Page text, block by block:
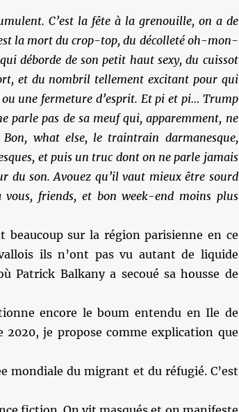
C’est la fête à la grenouille, on a de
la mort du crop-top, du décolleté oh-mon-
déborde de son petit haut sexy, du cuissot
et du nombril tellement excitant pour qui
une fermeture d’esprit. Et pi et pi… Trump
parle pas de sa meuf qui, apparemment, ne
what else, le traintrain darmanesque,
et puis un truc dont on ne parle jamais
du son. Avouez qu’il vaut mieux être sourd
vous, friends, et bon week-end moins plus
beaucoup sur la région parisienne en ce
ils n’ont pas vu autant de liquide
Patrick Balkany a secoué sa housse de
encore le boum entendu en Ile de
2020, je propose comme explication que
mondiale du migrant et du réfugié. C’est